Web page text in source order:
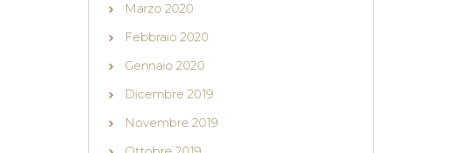
Marzo 2020
Febbraio 2020
Gennaio 2020
Dicembre 2019
Novembre 2019